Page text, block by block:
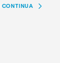
CONTINUA